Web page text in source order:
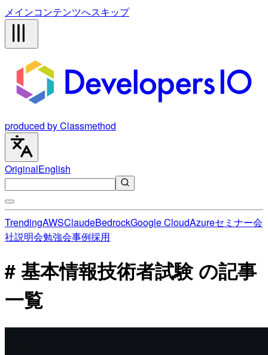
メインコンテンツへスキップ
produced by Classmethod
OriginalEnglish
TrendingAWSClaudeBedrockGoogle CloudAzureセミナー会
社説明会勉強会事例採用
# 基本情報技術者試験 の記事
一覧